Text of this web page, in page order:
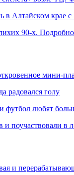
Алтайском крае с
90-х.
мини-
радовался голу
футбол любят
поучаствовали в
и